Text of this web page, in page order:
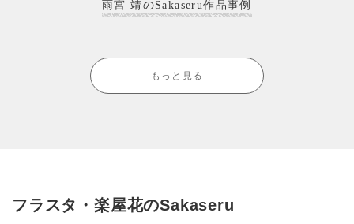
雨宮 靖のSakaseru作品事例
もっと見る
フラスタ・楽屋花のSakaseru